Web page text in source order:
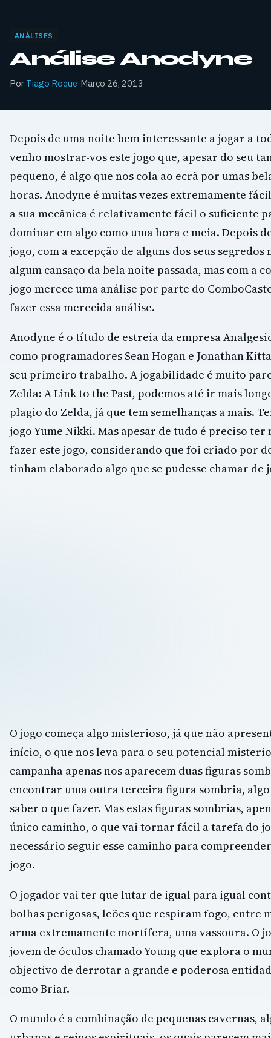
ANÁLISES
Análise Anodyne
Por Tiago Roque·Março 26, 2013
Depois de uma noite bem interessante a jogar a
venho mostrar-vos este jogo que, apesar do seu
pequeno, é algo que nos cola ao ecrã por umas
horas. Anodyne é muitas vezes extremamente
a sua mecânica é relativamente fácil o suficiente
dominar em algo como uma hora e meia. Depois
jogo, com a excepção de alguns dos seus
algum cansaço da bela noite passada, mas com a
jogo merece uma análise por parte do
fazer essa merecida análise.
Anodyne é o título de estreia da empresa
como programadores Sean Hogan e Jonathan
seu primeiro trabalho. A jogabilidade é muito
Zelda: A Link to the Past, podemos até ir mais
plagio do Zelda, já que tem semelhanças a mais.
jogo Yume Nikki. Mas apesar de tudo é preciso
fazer este jogo, considerando que foi criado por
tinham elaborado algo que se pudesse chamar de
O jogo começa algo misterioso, já que não
início, o que nos leva para o seu potencial
campanha apenas nos aparecem duas figuras
encontrar uma outra terceira figura sombria, algo
saber o que fazer. Mas estas figuras sombrias,
único caminho, o que vai tornar fácil a tarefa do
necessário seguir esse caminho para
jogo.
O jogador vai ter que lutar de igual para igual
bolhas perigosas, leões que respiram fogo, entre
arma extremamente mortífera, uma vassoura. O
jovem de óculos chamado Young que explora o
objectivo de derrotar a grande e poderosa
como Briar.
O mundo é a combinação de pequenas cavernas,